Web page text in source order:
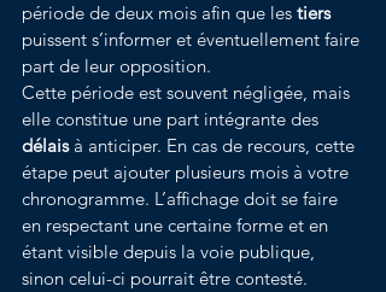
période de deux mois afin que les tiers
puissent s’informer et éventuellement faire
part de leur opposition.
Cette période est souvent négligée, mais
elle constitue une part intégrante des
délais à anticiper. En cas de recours, cette
étape peut ajouter plusieurs mois à votre
chronogramme. L’affichage doit se faire
en respectant une certaine forme et en
étant visible depuis la voie publique,
sinon celui-ci pourrait être contesté.